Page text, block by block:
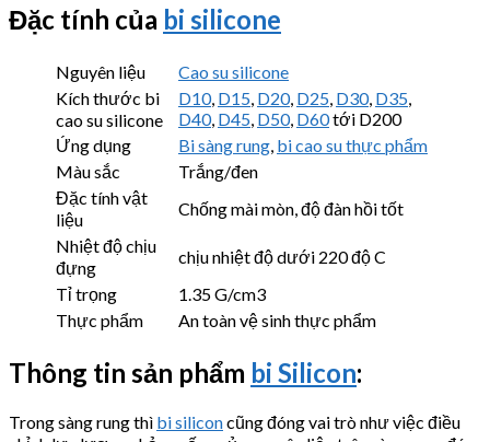
Đặc tính của bi silicone
Nguyên liệu
Cao su silicone
Kích thước bi
cao su silicone
D10, D15 D20, D25 D30, D35
D40, D45 D50, D60tới D200
Ứng dụng
Bi sàng rung bi cao su thực phẩm
Màu sắc
Trắng/đen
Đặc tính vật
liệu
Chống mài mòn, độ đàn hồi tốt
Nhiệt độ chịu
đựng
chịu nhiệt độ dưới 220 độ C
Tỉ trọng
1.35 G/cm3
Thực phẩm
An toàn vệ sinh thực phẩm
Thông tin sản phẩm bi Silicon:
Trong sàng rung thì bi siliconcũng đóng vai trò như việc điều